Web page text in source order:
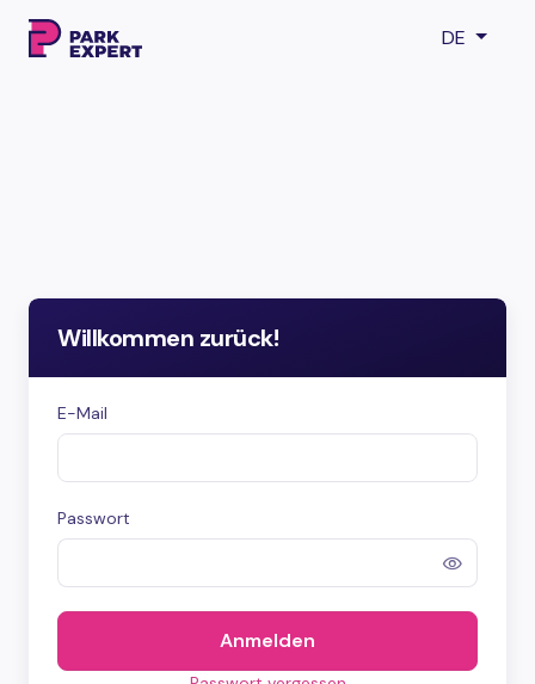
DE
Willkommen zurück!
E-Mail
Passwort
Anmelden